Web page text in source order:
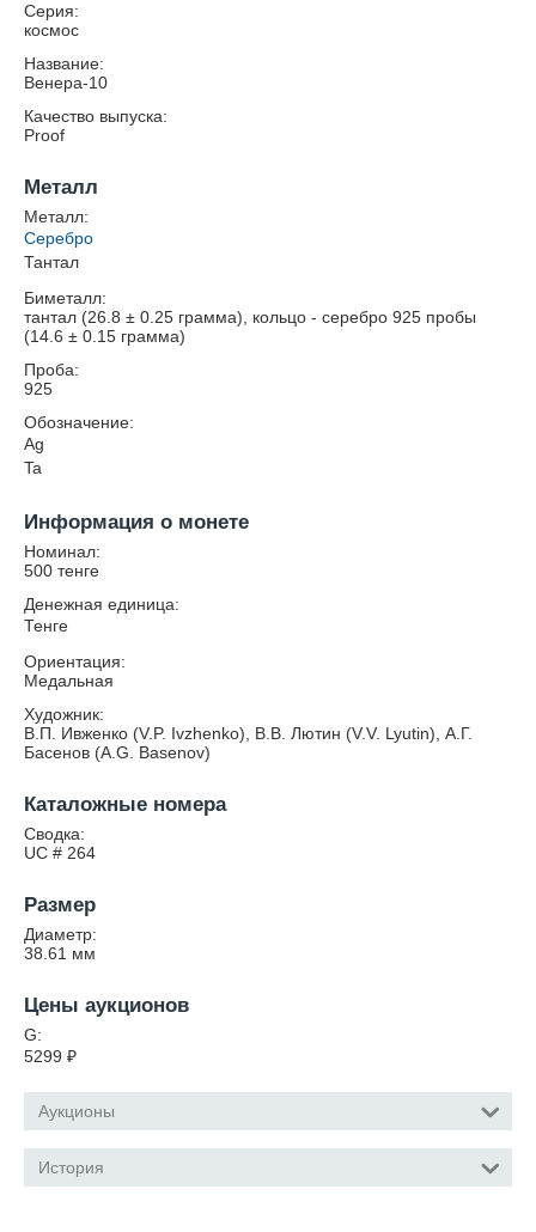
Серия:
космос
Название:
Венера-10
Качество выпуска:
Proof
Металл
Металл:
Серебро
Тантал
Биметалл:
тантал (26.8 ± 0.25 грамма), кольцо - серебро 925 пробы
(14.6 ± 0.15 грамма)
Проба:
925
Обозначение:
Ag
Ta
Информация о монете
Номинал:
500 тенге
Денежная единица:
Тенге
Ориентация:
Медальная
Художник:
В.П. Ивженко (V.P. Ivzhenko), В.В. Лютин (V.V. Lyutin), А.Г.
Басенов (A.G. Basenov)
Каталожные номера
Сводка:
UC # 264
Размер
Диаметр:
38.61 мм
Цены аукционов
G:
5299 ₽
Аукционы
История